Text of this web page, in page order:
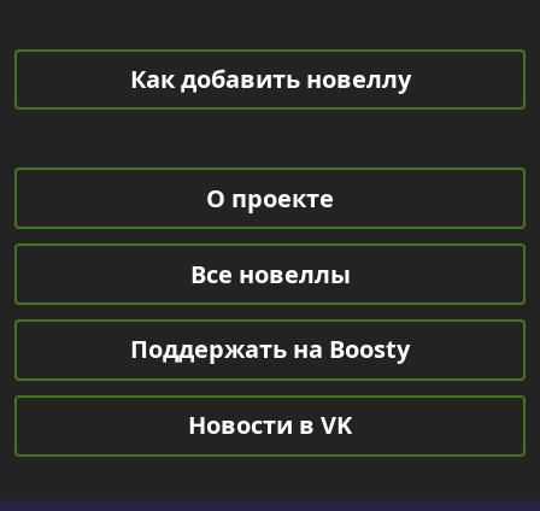
Как добавить новеллу
О проекте
Все новеллы
Поддержать на Boosty
Новости в VK